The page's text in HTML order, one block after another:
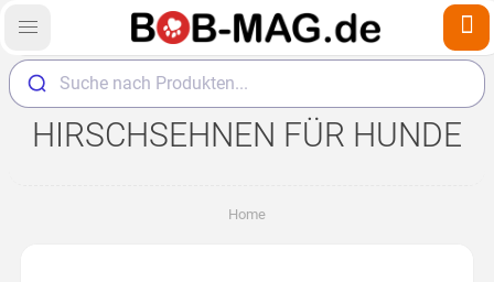
Suche nach Produkten...
HIRSCHSEHNEN FÜR HUNDE
Home